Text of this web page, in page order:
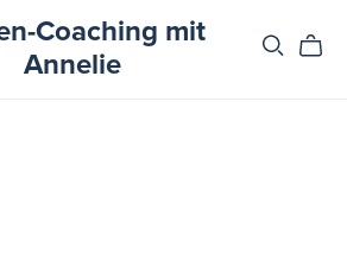
Coaching mit
Annelie